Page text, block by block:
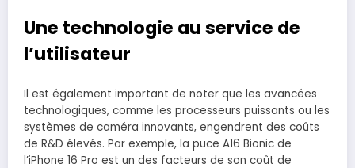
Une technologie au service de
l’utilisateur
Il est également important de noter que les avancées
technologiques, comme les processeurs puissants ou les
systèmes de caméra innovants, engendrent des coûts
de R&D élevés. Par exemple, la puce A16 Bionic de
l’iPhone 16 Pro est un des facteurs de son coût de